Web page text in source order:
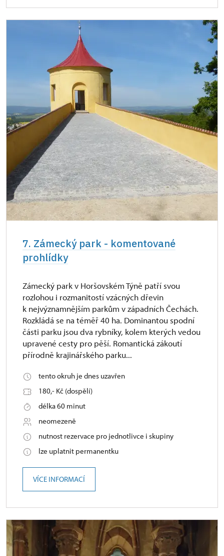
7. Zámecký park - komentované
prohlídky
Zámecký park v Horšovském Týně patří svou
rozlohou i rozmanitostí vzácných dřevin
k nejvýznamnějším parkům v západních Čechách.
Rozkládá se na téměř 40 ha. Dominantou spodní
části parku jsou dva rybníky, kolem kterých vedou
upravené cesty pro pěší. Romantická zákoutí
přírodně krajinářského parku...
tento okruh je dnes uzavřen
180,- Kč (dospělí)
délka 60 minut
neomezeně
nutnost rezervace pro jednotlivce i skupiny
lze uplatnit permanentku
VÍCE INFORMACÍ